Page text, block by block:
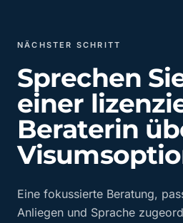
NÄCHSTER SCHRITT
Sprechen
einer
Beraterin
Eine fokussierte Beratung,
Anliegen und Sprache